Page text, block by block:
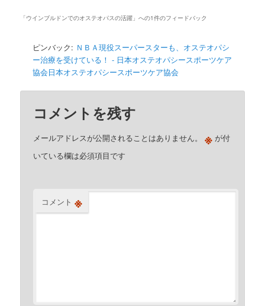
「ウインブルドンでのオステオパスの活躍 」への1件のフィードバック
ピンバック: ＮＢＡ現役スーパースターも、オステオパシ
ー治療を受けている！ - 日本オステオパシースポーツケア
協会日本オステオパシースポーツケア協会
コメントを残す
メールアドレスが公開されることはありません。 ※ が付
いている欄は必須項目です
コメント ※